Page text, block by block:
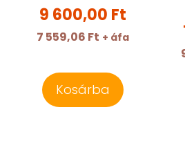
9 600,00 Ft
7 559,06 Ft + áfa
Kosárba